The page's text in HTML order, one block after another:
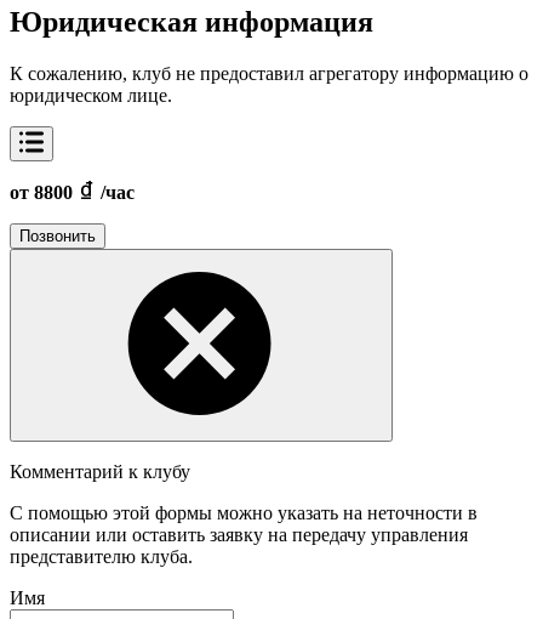
Юридическая информация
К сожалению, клуб не предоставил агрегатору информацию о
юридическом лице.
от 8800 /час
Позвонить
Комментарий к клубу
С помощью этой формы можно указать на неточности в
описании или оставить заявку на передачу управления
представителю клуба.
Имя